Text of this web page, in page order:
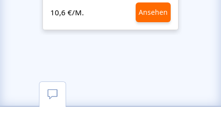
10,6 €/M. Ansehen